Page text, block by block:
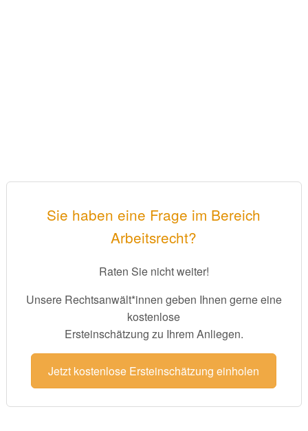
Sie haben eine Frage im Bereich
Arbeitsrecht?
Raten Sie nicht weiter!
Unsere Rechtsanwält*innen geben Ihnen gerne eine
kostenlose
Ersteinschätzung zu Ihrem Anliegen.
Jetzt kostenlose Ersteinschätzung einholen